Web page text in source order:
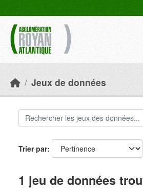
Jeux de données
Trier par
1 jeu de données